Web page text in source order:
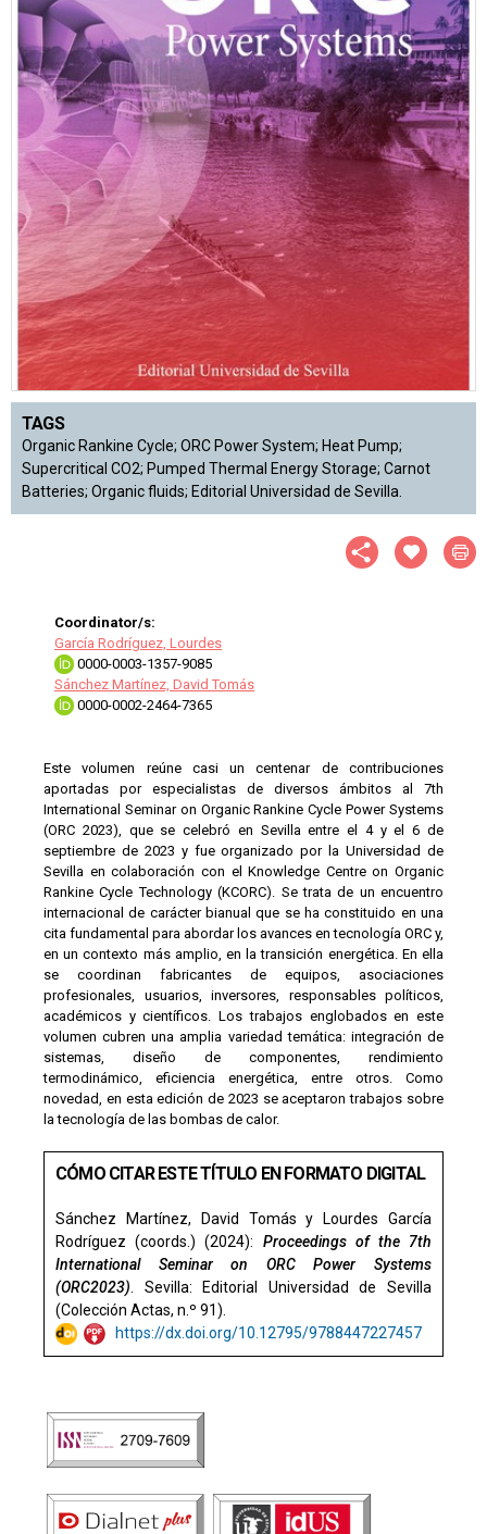
TAGS
Organic Rankine Cycle; ORC Power System; Heat Pump;
Supercritical CO2; Pumped Thermal Energy Storage; Carnot
Batteries; Organic fluids; Editorial Universidad de Sevilla.
Coordinator/s:
García Rodríguez, Lourdes
0000-0003-1357-9085
Sánchez Martínez, David Tomás
0000-0002-2464-7365
Este volumen reúne casi un centenar de contribuciones
aportadas por especialistas de diversos ámbitos al 7th
International Seminar on Organic Rankine Cycle Power Systems
(ORC 2023), que se celebró en Sevilla entre el 4 y el 6 de
septiembre de 2023 y fue organizado por la Universidad de
Sevilla en colaboración con el Knowledge Centre on Organic
Rankine Cycle Technology (KCORC). Se trata de un encuentro
internacional de carácter bianual que se ha constituido en una
cita fundamental para abordar los avances en tecnología ORC y,
en un contexto más amplio, en la transición energética. En ella
se coordinan fabricantes de equipos, asociaciones
profesionales, usuarios, inversores, responsables políticos,
académicos y científicos. Los trabajos englobados en este
volumen cubren una amplia variedad temática: integración de
sistemas, diseño de componentes, rendimiento
termodinámico, eficiencia energética, entre otros. Como
novedad, en esta edición de 2023 se aceptaron trabajos sobre
la tecnología de las bombas de calor.
CÓMO CITAR ESTE TÍTULO EN FORMATO DIGITAL
Sánchez Martínez, David Tomás y Lourdes García
Rodríguez (coords.) (2024): Proceedings of the 7th
International Seminar on ORC Power Systems
(ORC2023) . Sevilla: Editorial Universidad de Sevilla
(Colección Actas, n.º 91).
https://dx.doi.org/10.12795/9788447227457